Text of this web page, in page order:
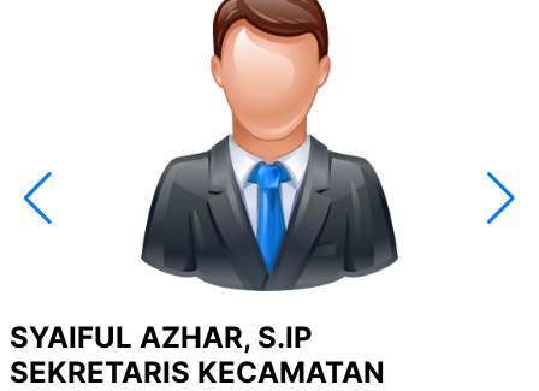
SYAIFUL AZHAR, S.IP
SEKRETARIS KECAMATAN